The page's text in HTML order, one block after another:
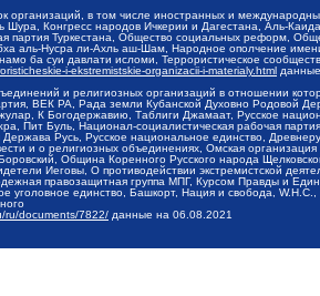
организаций, в том числе иностранных и
Конгресс народов Ичкерии и Дагестана, Аль-
партия Туркестана, Общество социальных реформ,
аль-Нусра ли-Ахль аш-Шам, Народное ополчение
ба суи давлати исломи, Террористическое
i-ekstremistskie-organizacii-i-materialy.html
и религиозных организаций в отношении
ВЕК РА, Рада земли Кубанской Духовно Родовой
К Богодержавию, Таблиги Джамаат, Русское
Пит Буль, Национал-социалистическая рабочая
Русь, Русское национальное единство,
и о религиозных объединениях, Омская
Община Коренного Русского народа
Иеговы, О противодействии экстремистской
правозащитная группа МПГ, Курсом Правды и
уголовное единство, Башкорт, Нация и свобода,
ru/documents/7822/ данные на 06.08.2021